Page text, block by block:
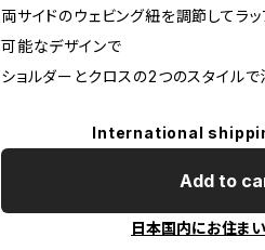
両サイドのウェビング紐を調節してラ
可能なデザインで
ショルダーとクロスの2つのスタイルで
International
Add to
日本国内にお住ま